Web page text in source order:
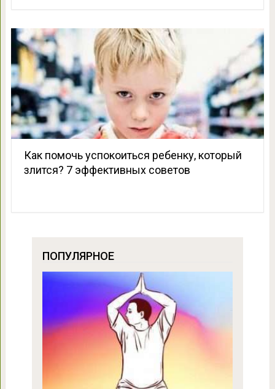
Как помочь успокоиться ребенку, который
злится? 7 эффективных советов
ПОПУЛЯРНОЕ